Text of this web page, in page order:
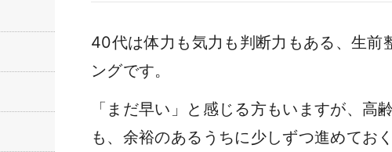
40代は体力も気力も判断力もある、生前
ングです。
「まだ早い」と感じる方もいますが、高
も、余裕のあるうちに少しずつ進めてお